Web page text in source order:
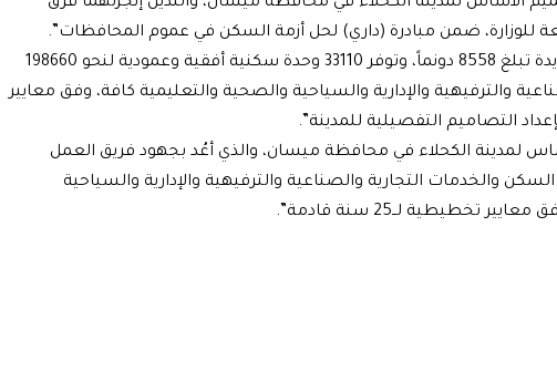
للوزارة، ضمن مبادرة (داري) لحل أزمة السكن في عموم المحافظات”.
واضافت، ان”مساحة مدينة الجنائن الجديدة تبلغ 8558 دونماً، وتوفر 33110 وحدة سكنية أفقية وعمودية لنحو 198660
والترفيهية والإدارية والسياحية والصحية والتعليمية كافة، وفق معايير
التصاميم التفصيلية للمدينة”.
لمدينة الكحلاء في محافظة ميسان، والذي أعُد بجهود فريق العمل
والخدمات التجارية والصناعية والترفيهية والإدارية والسياحية
لــ25 سنة قادمة”.